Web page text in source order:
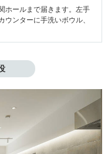
ホールまで届きます。左手
ウンターに手洗いボウル、